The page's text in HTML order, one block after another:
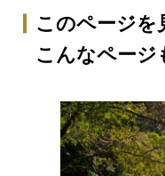
このページを
こんなページ